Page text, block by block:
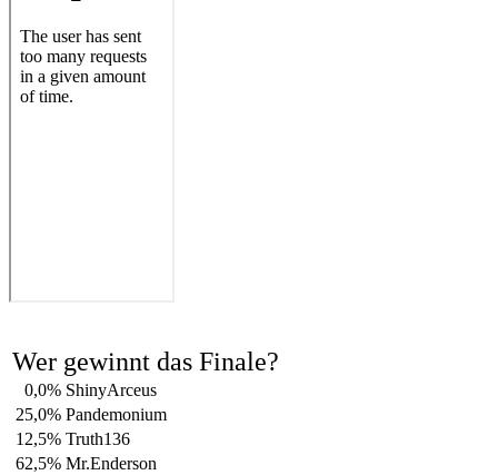
Wer gewinnt das Finale?
0,0% ShinyArceus
25,0% Pandemonium
12,5% Truth136
62,5% Mr.Enderson